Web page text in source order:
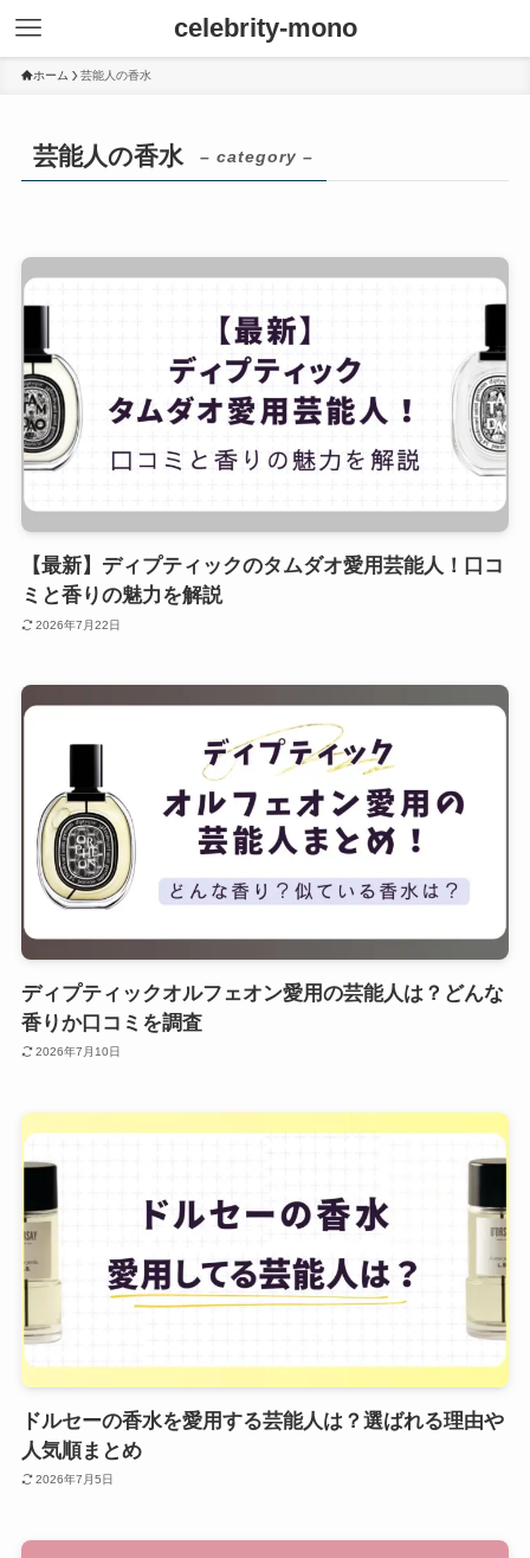
celebrity-mono
ホーム 芸能人の香水
芸能人の香水 – category –
【最新】ディプティックのタムダオ愛用芸能人！口コ
ミと香りの魅力を解説
2026年7月22日
ディプティックオルフェオン愛用の芸能人は？どんな
香りか口コミを調査
2026年7月10日
ドルセーの香水を愛用する芸能人は？選ばれる理由や
人気順まとめ
2026年7月5日